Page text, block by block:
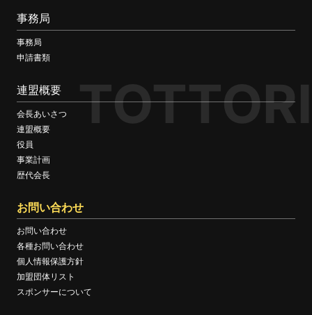
TOTTORI
事務局
事務局
申請書類
連盟概要
会長あいさつ
連盟概要
役員
事業計画
歴代会長
お問い合わせ
お問い合わせ
各種お問い合わせ
個人情報保護方針
加盟団体リスト
スポンサーについて